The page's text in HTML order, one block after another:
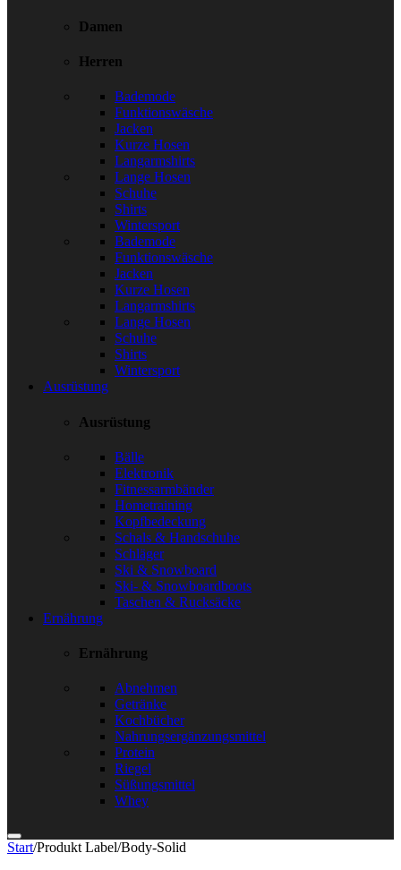
Damen
Herren
Bademode
Funktionswäsche
Jacken
Kurze Hosen
Langarmshirts
Lange Hosen
Schuhe
Shirts
Wintersport
Bademode
Funktionswäsche
Jacken
Kurze Hosen
Langarmshirts
Lange Hosen
Schuhe
Shirts
Wintersport
Ausrüstung
Ausrüstung
Bälle
Elektronik
Fitnessarmbänder
Hometraining
Kopfbedeckung
Schals & Handschuhe
Schläger
Ski & Snowboard
Ski- & Snowboardboots
Taschen & Rucksäcke
Ernährung
Ernährung
Abnehmen
Getränke
Kochbücher
Nahrungsergänzungsmittel
Protein
Riegel
Süßungsmittel
Whey
Start/Produkt Label/Body-Solid